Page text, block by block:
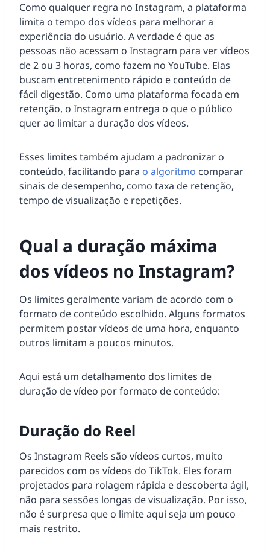
Como qualquer regra no Instagram, a plataforma
limita o tempo dos vídeos para melhorar a
experiência do usuário. A verdade é que as
pessoas não acessam o Instagram para ver vídeos
de 2 ou 3 horas, como fazem no YouTube. Elas
buscam entretenimento rápido e conteúdo de
fácil digestão. Como uma plataforma focada em
retenção, o Instagram entrega o que o público
quer ao limitar a duração dos vídeos.
Esses limites também ajudam a padronizar o
conteúdo, facilitando para o algoritmo comparar
sinais de desempenho, como taxa de retenção,
tempo de visualização e repetições.
Qual a duração máxima
dos vídeos no Instagram?
Os limites geralmente variam de acordo com o
formato de conteúdo escolhido. Alguns formatos
permitem postar vídeos de uma hora, enquanto
outros limitam a poucos minutos.
Aqui está um detalhamento dos limites de
duração de vídeo por formato de conteúdo:
Duração do Reel
Os Instagram Reels são vídeos curtos, muito
parecidos com os vídeos do TikTok. Eles foram
projetados para rolagem rápida e descoberta ágil,
não para sessões longas de visualização. Por isso,
não é surpresa que o limite aqui seja um pouco
mais restrito.